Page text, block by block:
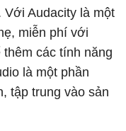
Với Audacity là một
miễn phí với
các tính năng
là một phần
tập trung vào sản